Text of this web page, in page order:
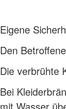
Eigene
Den
Die verbrühte
Bei